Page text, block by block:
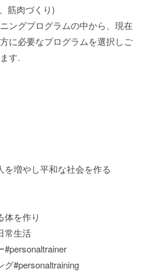
筋肉づくり)
ングプログラムの中から、現在
に必要なプログラムを選択しご
す.
を増やし平和な社会を作る
体を作り
常生活
#personaltrainer
グ#personaltraining